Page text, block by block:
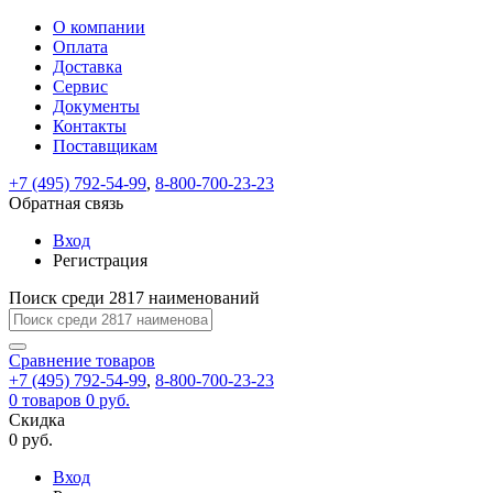
ВходРегистрация
Только
test@example.com
отправлена
по
ней
для
регистрации.
Ок
Только
Запомнить
меня
Забыли
Восстановление
пароля
Заполните
форму.
Мы
отправим
ссылку
на
указанный
электронный
адрес,
перейдя
по
которой
вы
новый
На
вашу
test@test.ru
отправлена
ссылка.
Перейдите
по
для
смены
пароля.
Введите
новый
пароль
Сменить
Пароль
успешно
Войти
Обратная
связь
Сообщение
пользовательского
соглашения
Ваше
сообщение
успешно
О компании
Оплата
Доставка
Сервис
Документы
Контакты
Поставщикам
+7 (495) 792-54-99, 8-800-700-23-23
Обратная связь
Вход
Регистрация
Поиск среди 2817 наименований
Сравнение товаров
+7 (495) 792-54-99, 8-800-700-23-23
0 товаров 0 руб.
Скидка
0 руб.
Вход